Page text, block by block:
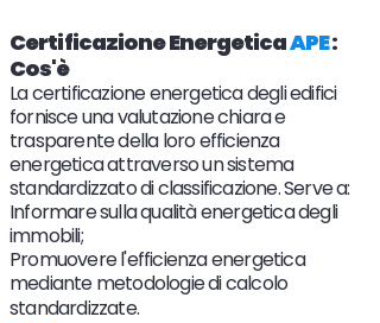
Certificazione EnergeticaAPE:
Cos'è
La certificazione energetica degli edifici
fornisce una valutazione chiara e
trasparente della loro efficienza
energetica attraverso un sistema
standardizzato di classificazione. Serve a:
Informare sulla qualità energetica degli
immobili;
Promuovere l'efficienza energetica
mediante metodologie di calcolo
standardizzate.